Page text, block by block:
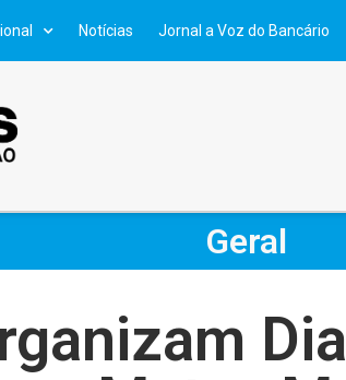
Notícias Jornal a Voz do Bancário
Geral